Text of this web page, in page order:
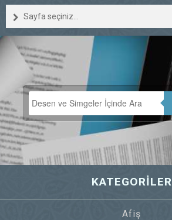
Sayfa seçiniz...
KATEGORİLER
Afiş